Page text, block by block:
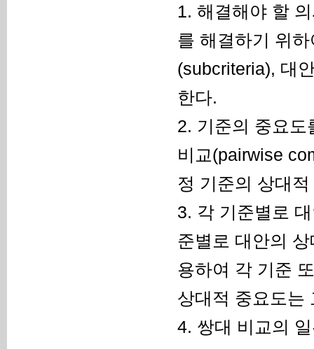
1. 해결해야 할
를 해결하기 위
(subcriteria), 대
한다.
2. 기준의 중요
비교(pairwise
정 기준의 상대
3. 각 기준별로
준별로 대안의
용하여 각 기준
상대적 중요도는
4. 쌍대 비교의